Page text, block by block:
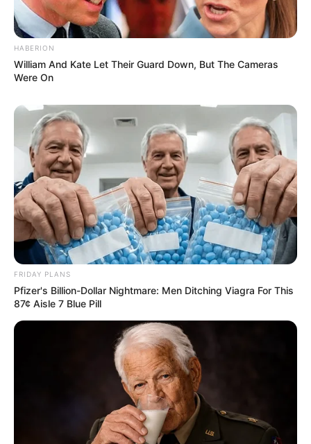
HABERION
William And Kate Let Their Guard Down, But The Cameras
Were On
FRIDAY PLANS
Pfizer's Billion-Dollar Nightmare: Men Ditching Viagra For This
87¢ Aisle 7 Blue Pill